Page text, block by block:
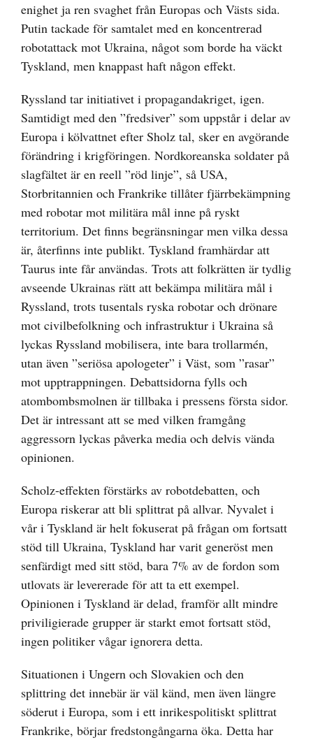
enighet ja ren svaghet från Europas och Västs sida.
Putin tackade för samtalet med en koncentrerad
robotattack mot Ukraina, något som borde ha väckt
Tyskland, men knappast haft någon effekt.
Ryssland tar initiativet i propagandakriget, igen.
Samtidigt med den ”fredsiver” som uppstår i delar av
Europa i kölvattnet efter Sholz tal, sker en avgörande
förändring i krigföringen. Nordkoreanska soldater på
slagfältet är en reell ”röd linje”, så USA,
Storbritannien och Frankrike tillåter fjärrbekämpning
med robotar mot militära mål inne på ryskt
territorium. Det finns begränsningar men vilka dessa
är, återfinns inte publikt. Tyskland framhärdar att
Taurus inte får användas. Trots att folkrätten är tydlig
avseende Ukrainas rätt att bekämpa militära mål i
Ryssland, trots tusentals ryska robotar och drönare
mot civilbefolkning och infrastruktur i Ukraina så
lyckas Ryssland mobilisera, inte bara trollarmén,
utan även ”seriösa apologeter” i Väst, som ”rasar”
mot upptrappningen. Debattsidorna fylls och
atombombsmolnen är tillbaka i pressens första sidor.
Det är intressant att se med vilken framgång
aggressorn lyckas påverka media och delvis vända
opinionen.
Scholz-effekten förstärks av robotdebatten, och
Europa riskerar att bli splittrat på allvar. Nyvalet i
vår i Tyskland är helt fokuserat på frågan om fortsatt
stöd till Ukraina, Tyskland har varit generöst men
senfärdigt med sitt stöd, bara 7% av de fordon som
utlovats är levererade för att ta ett exempel.
Opinionen i Tyskland är delad, framför allt mindre
priviligierade grupper är starkt emot fortsatt stöd,
ingen politiker vågar ignorera detta.
Situationen i Ungern och Slovakien och den
splittring det innebär är väl känd, men även längre
söderut i Europa, som i ett inrikespolitiskt splittrat
Frankrike, börjar fredstongångarna öka. Detta har